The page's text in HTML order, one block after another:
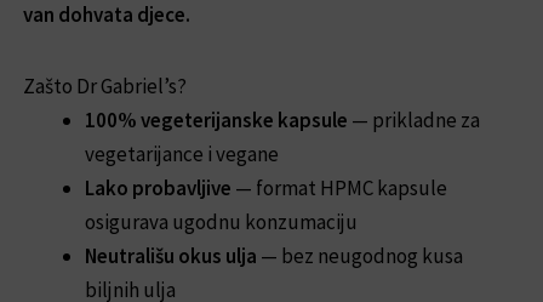
van dohvata djece.
Zašto Dr Gabriel’s?
100% vegeterijanske kapsule — prikladne za
vegetarijance i vegane
Lako probavljive — format HPMC kapsule
osigurava ugodnu konzumaciju
Neutrališu okus ulja — bez neugodnog kusa
biljnih ulja